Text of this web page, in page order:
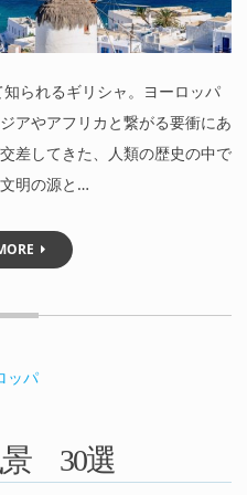
られるギリシャ。ヨーロッパ
アやアフリカと繋がる要衝にあ
差してきた、人類の歴史の中で
明の源と…
ッパ
景 30選